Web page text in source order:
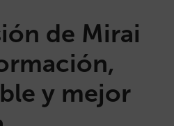
de Mirai
y mejor